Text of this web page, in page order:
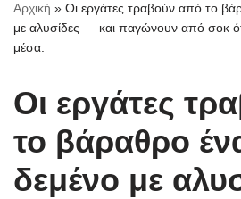
Αρχική » Οι εργάτες τραβούν από το
με αλυσίδες — και παγώνουν από σοκ
μέσα.
Οι εργάτες
το βάραθρο
δεμένο με